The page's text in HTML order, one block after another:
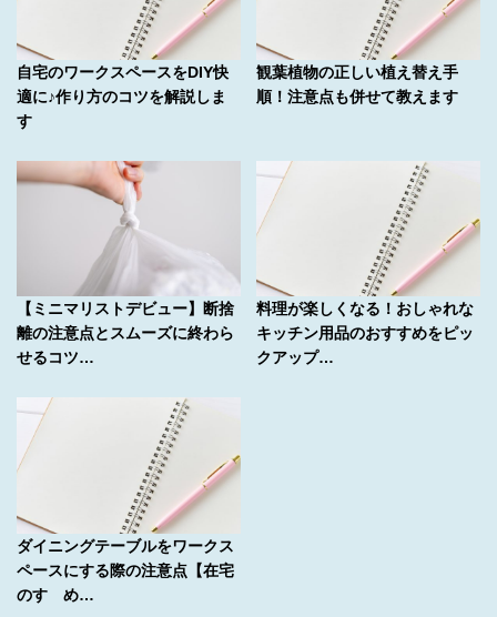
自宅のワークスペースをDIY快
適に♪作り方のコツを解説しま
す
観葉植物の正しい植え替え手
順！注意点も併せて教えます
【ミニマリストデビュー】断捨
離の注意点とスムーズに終わら
せるコツ…
料理が楽しくなる！おしゃれな
キッチン用品のおすすめをピッ
クアップ…
ダイニングテーブルをワークス
ペースにする際の注意点【在宅
のすゝめ…